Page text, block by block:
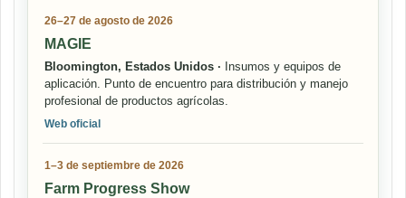
26–27 de agosto de 2026
MAGIE
Bloomington, Estados Unidos · Insumos y equipos de
aplicación. Punto de encuentro para distribución y manejo
profesional de productos agrícolas.
Web oficial
1–3 de septiembre de 2026
Farm Progress Show